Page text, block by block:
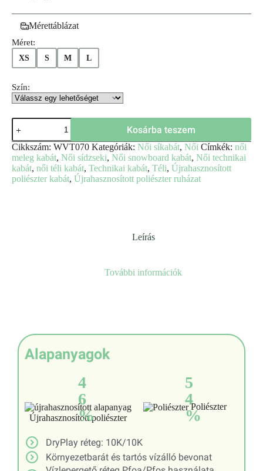
Mérettáblázat
Méret:
XS S M L
Szín:
Kosárba teszem
Cikkszám: WVT070 Kategóriák: Női síkabát, Női Címkék: női
meleg kabát, Női sídzseki, Női snowboard kabát, Női technikai
kabát, női téli kabát, Technikai kabát, Téli, Újrahasznosított
poliészter kabát, Újrahasznosított poliészter ruházat
Leírás
További információk
Alapanyagok
4
6
%
Újrahasznosított poliészter
5
4
%
Poliészter
DryPlay réteg: 10K/10K
Környezetbarát és tartós vízálló bevonat